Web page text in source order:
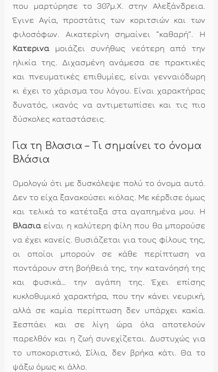
που μαρτύρησε το 307μ.Χ. στην Αλεξάνδρεια.
Έγινε Αγία, προστάτις των κοριτσιών και των
φιλοσόφων. Αικατερίνη σημαίνει “καθαρή”. Η
Κατερίνα μοιάζει συνήθως νεότερη από την
ηλικία της. Διχασμένη ανάμεσα σε πρακτικές
και πνευματικές επιθυμίες, είναι γενναιόδωρη
κι έχει το χάρισμα του λόγου. Είναι χαρακτήρας
δυνατός, ικανός να αντιμετωπίσει και τις πιο
δύσκολες καταστάσεις.
Για τη Βλασια – Τι σημαίνει το όνομα
Βλάσια
Ομολογώ ότι με δυσκόλεψε πολύ το όνομα αυτό.
Δεν το είχα ξανακούσει κιόλας. Με κέρδισε όμως
και τελικά το κατέταξα στα αγαπημένα μου. Η
Βλάσια είναι η καλύτερη φίλη που θα μπορούσε
να έχει κανείς. Θυσιάζεται για τους φίλους της,
οι οποίοι μπορούν σε κάθε περίπτωση να
ποντάρουν στη βοήθειά της, την κατανόησή της
και φυσικά… την αγάπη της. Έχει επίσης
κυκλοθυμικό χαρακτήρα, που την κάνει νευρική,
αλλά σε καμία περίπτωση δεν υπάρχει κακία.
Ξεσπάει και σε λίγη ώρα όλα αποτελούν
παρελθόν και η ζωή συνεχίζεται. Δυστυχώς για
το υποκοριστικό, Σίλια, δεν βρήκα κάτι. Θα το
ψάξω όμως κι άλλο.